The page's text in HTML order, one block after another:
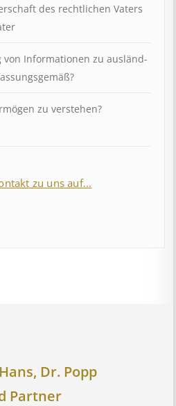
des rechtlichen Vaters
von In­for­mat­ion­en zu aus­länd­
zu verstehen?
zu uns auf...
Dr. Popp
Partner